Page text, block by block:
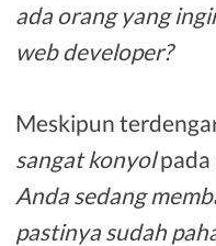
ada orang yang
web developer?
Meskipun
sangat konyolpada
Anda sedang
pastinya sudah